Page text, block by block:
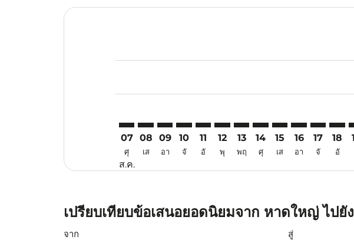
07
ศุ
ส.ค.
08
เส
09
อา
10
จั
11
อั
12
พุ
13
พฤ
14
ศุ
15
เส
16
อา
17
จั
18
อั
เปรียบเทียบข้อเสนอยอดนิยมจาก หาดใหญ่ ไป
จาก สู่